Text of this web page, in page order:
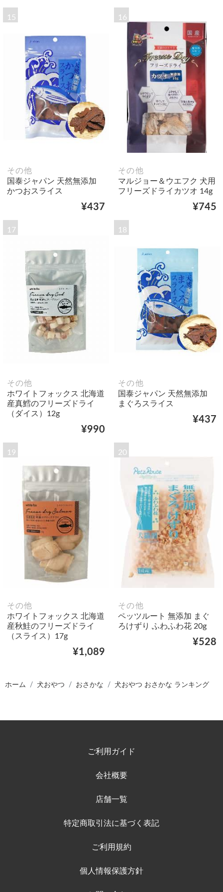
15
その他
国泰ジャパン 天然無添加
かつおスライス
¥437
16
その他
マルジョー＆ウエフク 犬用
フリーズドライカツオ 14g
¥745
17
その他
ホワイトフォックス 北海道
産真鱈のフリーズドライ
（ダイス）12g
¥990
18
その他
国泰ジャパン 天然無添加
まぐろスライス
¥437
19
その他
ホワイトフォックス 北海道
産秋鮭のフリーズドライ
（スライス）17g
¥1,089
20
その他
ペッツルート 無添加 まぐ
ろけずり ふわふわ花 20g
¥528
ホーム 犬おやつ おさかな 犬おやつ おさかな ランキング
ご利用ガイド
会社概要
店舗一覧
特定商取引法に基づく表記
ご利用規約
個人情報保護方針